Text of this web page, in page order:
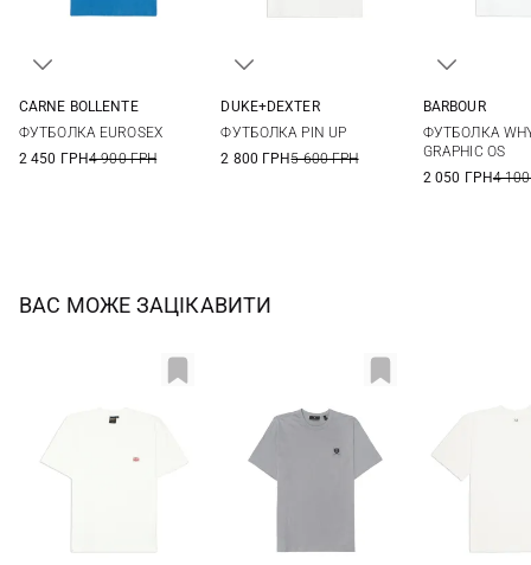
CARNE BOLLENTE
ФУТБОЛКА EUROSEX
2 450 ГРН4 900 ГРН
DUKE+DEXTER
ФУТБОЛКА PIN UP
2 800 ГРН5 600 ГРН
44
BARBOUR
ФУТБОЛКА
GRAPHIC OS
2 050 ГРН4
ВАС МОЖЕ ЗАЦІКАВИТИ